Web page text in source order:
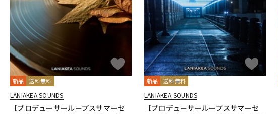
新品 送料無料
LANIAKEA SOUNDS
【プロデューサーループスサマーセ
新品 送料無料
LANIAKEA SOUNDS
【プロデューサーループスサマーセ